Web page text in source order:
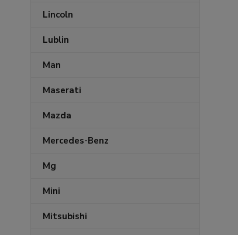
Lincoln
Lublin
Man
Maserati
Mazda
Mercedes-Benz
Mg
Mini
Mitsubishi